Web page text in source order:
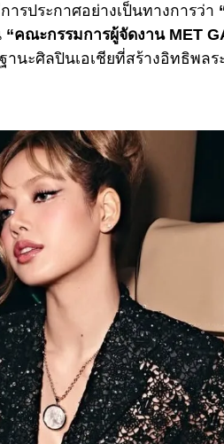
รประกาศอย่างเป็นทางการว่า
“คณะกรรมการผู้จัดงาน MET
นะศิลปินเอเชียที่สร้างอิทธิพลร